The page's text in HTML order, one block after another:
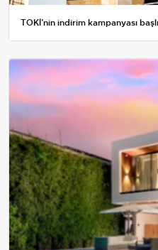
TOKİ’nin indirim kampanyası